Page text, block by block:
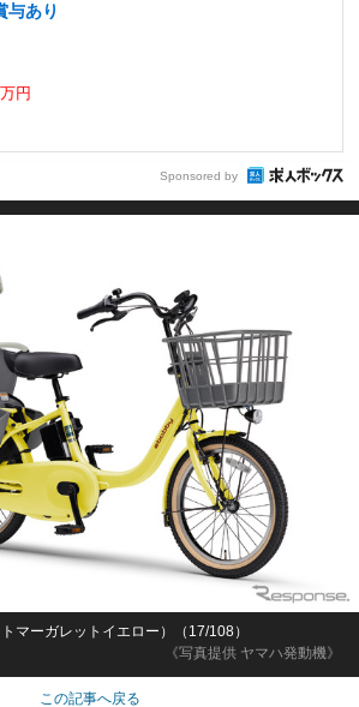
与あり
円
Sponsored by
《写真提供 ヤマハ発動機》
マーガレットイエロー）（17/108）
この記事へ戻る